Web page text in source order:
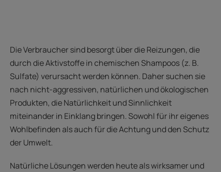
Die Verbraucher sind besorgt über die Reizungen, die
durch die Aktivstoffe in chemischen Shampoos (z. B.
Sulfate) verursacht werden können. Daher suchen sie
nach nicht-aggressiven, natürlichen und ökologischen
Produkten, die Natürlichkeit und Sinnlichkeit
miteinander in Einklang bringen. Sowohl für ihr eigenes
Wohlbefinden als auch für die Achtung und den Schutz
der Umwelt.
Natürliche Lösungen werden heute als wirksamer und